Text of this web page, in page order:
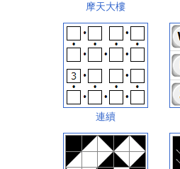
摩天大樓
連續